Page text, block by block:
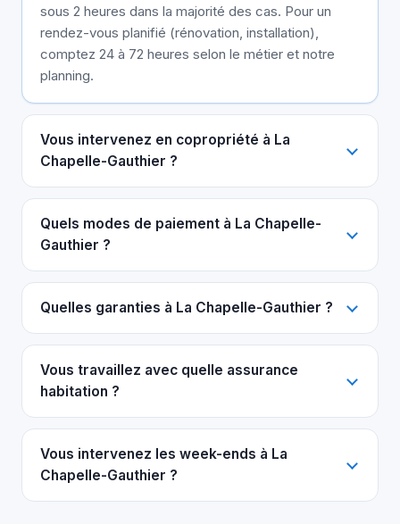
sous 2 heures dans la majorité des cas. Pour un
rendez-vous planifié (rénovation, installation),
comptez 24 à 72 heures selon le métier et notre
planning.
Vous intervenez en copropriété à La
Chapelle-Gauthier ?
Quels modes de paiement à La Chapelle-
Gauthier ?
Quelles garanties à La Chapelle-Gauthier ?
Vous travaillez avec quelle assurance
habitation ?
Vous intervenez les week-ends à La
Chapelle-Gauthier ?